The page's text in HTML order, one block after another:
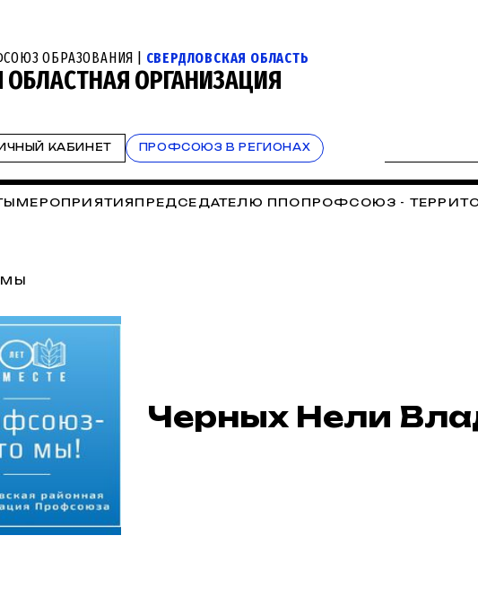
ОБРАЗОВАНИЯ | СВЕРДЛОВСКАЯ ОБЛАСТЬ
ОБЛАСТНАЯ ОРГАНИЗАЦИЯ
КАБИНЕТ ПРОФСОЮЗ В РЕГИОНАХ
МЕРОПРИЯТИЯ ПРЕДСЕДАТЕЛЮ ППО ПРОФСОЮЗ -
О НАС
МЫ
Черных Нели